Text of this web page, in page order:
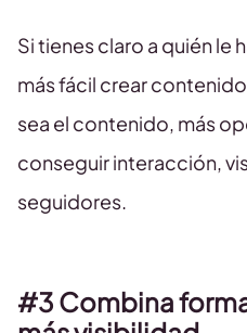
Si tienes claro a quién le
más fácil crear
sea el contenido, más
conseguir interacción,
seguidores.
#3 Combina